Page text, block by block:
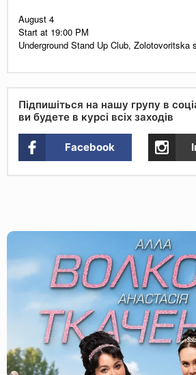
August 4
Start at 19:00 PM
Underground Stand Up Club, Zolotovoritska
Підпишіться на нашу групу в
ви будете в курсі всіх заходів
Facebook